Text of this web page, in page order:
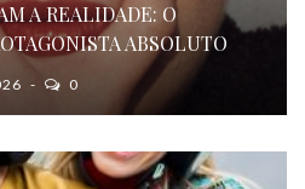
A REALIDADE: O
ABSOLUTO
0